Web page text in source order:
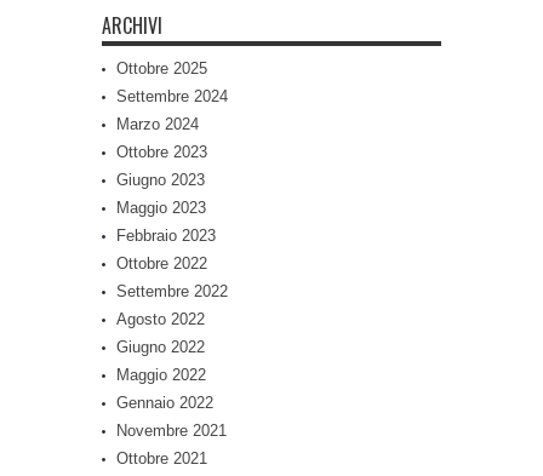
ARCHIVI
Ottobre 2025
Settembre 2024
Marzo 2024
Ottobre 2023
Giugno 2023
Maggio 2023
Febbraio 2023
Ottobre 2022
Settembre 2022
Agosto 2022
Giugno 2022
Maggio 2022
Gennaio 2022
Novembre 2021
Ottobre 2021